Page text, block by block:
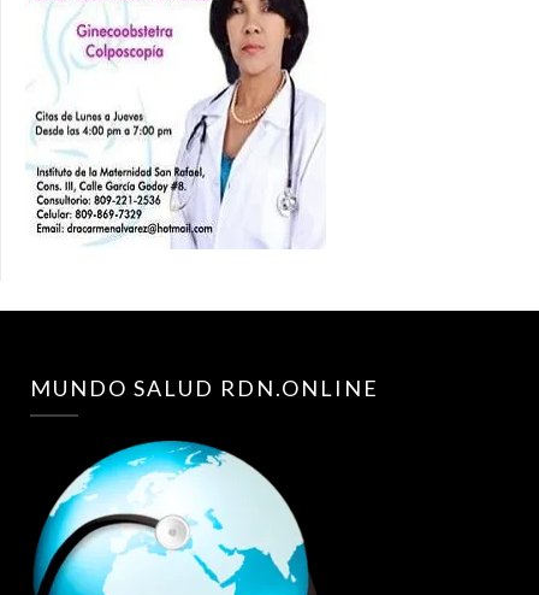
MUNDO SALUD RDN.ONLINE